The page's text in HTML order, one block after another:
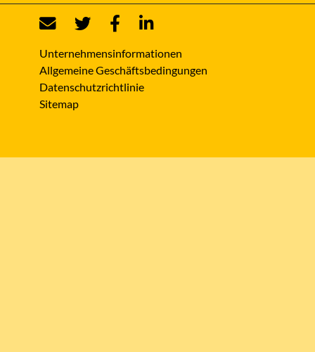
Unternehmensinformationen
Allgemeine Geschäftsbedingungen
Datenschutzrichtlinie
Sitemap